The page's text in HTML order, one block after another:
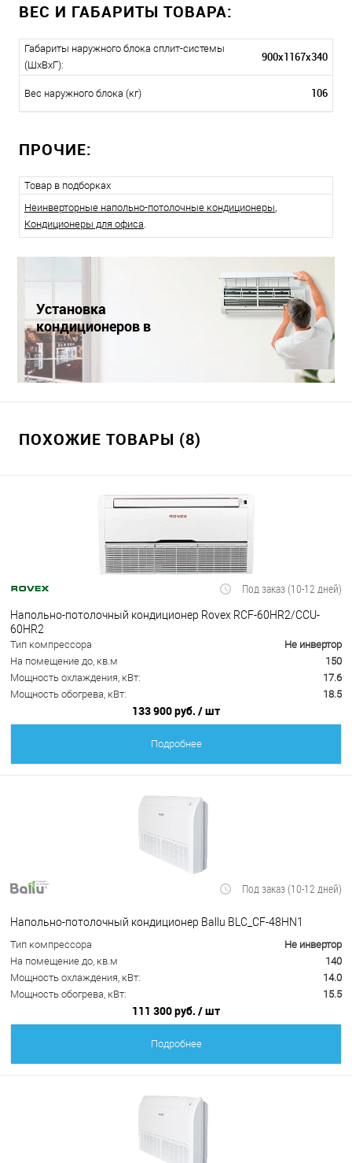
ВЕС И ГАБАРИТЫ ТОВАРА:
Габариты наружного блока сплит-системы
(ШxВxГ):
900x1167x340
Вес наружного блока (кг) 106
ПРОЧИЕ:
Товар в подборках
Неинверторные напольно-потолочные кондиционеры,
Кондиционеры для офиса.
Установка
кондиционеров в
Краснодаре
ПОХОЖИЕ ТОВАРЫ (8)
Под заказ (10-12 дней)
Напольно-потолочный кондиционер Rovex RCF-60HR2/CCU-
60HR2
Тип компрессора
Не инвертор
На помещение до, кв.м
150
Мощность охлаждения, кВт:
17.6
Мощность обогрева, кВт:
18.5
133 900 руб. / шт
Подробнее
Под заказ (10-12 дней)
Напольно-потолочный кондиционер Ballu BLC_CF-48HN1
Тип компрессора
Не инвертор
На помещение до, кв.м
140
Мощность охлаждения, кВт:
14.0
Мощность обогрева, кВт:
15.5
111 300 руб. / шт
Подробнее